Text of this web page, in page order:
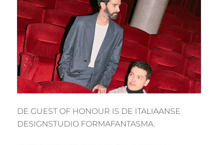
DE GUEST OF HONOUR IS DE ITALIAANSE
DESIGNSTUDIO FORMAFANTASMA.